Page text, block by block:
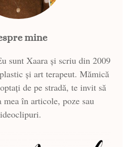
mine
sunt Xaara și scriu din 2009
și art terapeut. Mămică
de pe stradă, te invit să
mea în articole, poze sau